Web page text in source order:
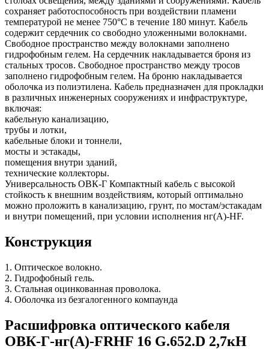
сохраняет работоспособность при воздействии пламени
температурой не менее 750°C в течение 180 минут. Кабель
содержит сердечник со свободно уложенными волокнами.
Свободное пространство между волокнами заполнено
гидрофобным гелем. На сердечник накладывается броня из
стальных тросов. Свободное пространство между тросов
заполнено гидрофобным гелем. На броню накладывается
оболочка из полиэтилена. Кабель предназначен для прокладки
в различных инженерных сооружениях и инфраструктуре,
включая:
кабельную канализацию,
трубы и лотки,
кабельные блоки и тоннели,
мосты и эстакады,
помещения внутри зданий,
технические коллекторы.
Универсальность ОВК-Г Компактный кабель с высокой
стойкость к внешним воздействиям, который оптимально
можно проложить в канализацию, грунт, по мостам/эстакадам
и внутри помещений, при условии исполнения нг(А)-HF.
Конструкция
1. Оптическое волокно.
2. Гидрофобный гель.
3. Стальная оцинкованная проволока.
4. Оболочка из безгалогенного компаунда
Расшифровка оптического кабеля
ОВК-Г-нг(А)-FRHF 16 G.652.D 2,7кН